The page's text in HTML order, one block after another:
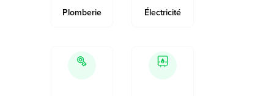
Plomberie Électricité